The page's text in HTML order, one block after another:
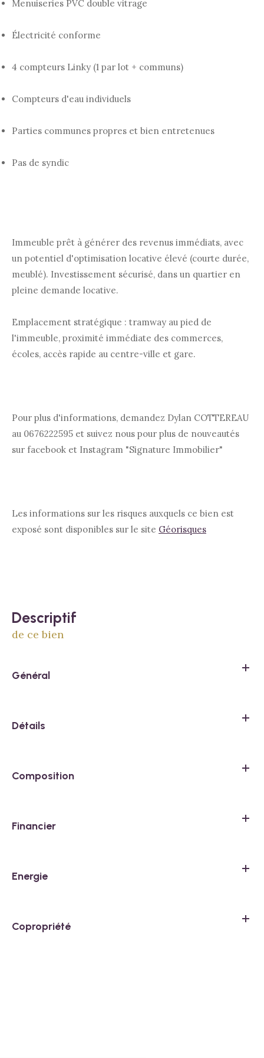
Menuiseries PVC double vitrage
Électricité conforme
4 compteurs Linky (1 par lot + communs)
Compteurs d'eau individuels
Parties communes propres et bien entretenues
Pas de syndic
Immeuble prêt à générer des revenus immédiats, avec
un potentiel d'optimisation locative élevé (courte durée,
meublé). Investissement sécurisé, dans un quartier en
pleine demande locative.
Emplacement stratégique : tramway au pied de
l'immeuble, proximité immédiate des commerces,
écoles, accès rapide au centre-ville et gare.
Pour plus d'informations, demandez Dylan COTTEREAU
au 0676222595 et suivez nous pour plus de nouveautés
sur facebook et Instagram "Signature Immobilier"
Les informations sur les risques auxquels ce bien est
exposé sont disponibles sur le site Géorisques
descriptif
de ce bien
Général
Détails
Composition
Financier
Energie
Copropriété